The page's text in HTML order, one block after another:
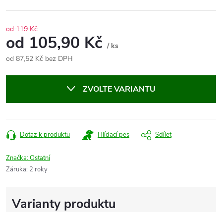
od 119 Kč
od 105,90 Kč / ks
od 87,52 Kč bez DPH
ZVOLTE VARIANTU
Dotaz k produktu Hlídací pes Sdílet
Značka:Ostatní
Záruka: 2 roky